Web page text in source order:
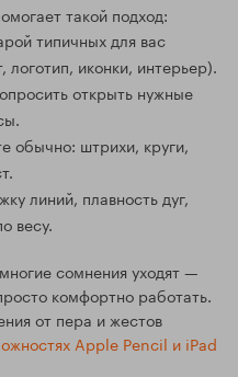
такой подход:
типичных для вас
иконки, интерьер).
открыть нужные
обычно: штрихи, круги,
линий, плавность дуг,
весу.
сомнения уходят —
комфортно работать.
от пера и жестов
Apple Pencil и iPad